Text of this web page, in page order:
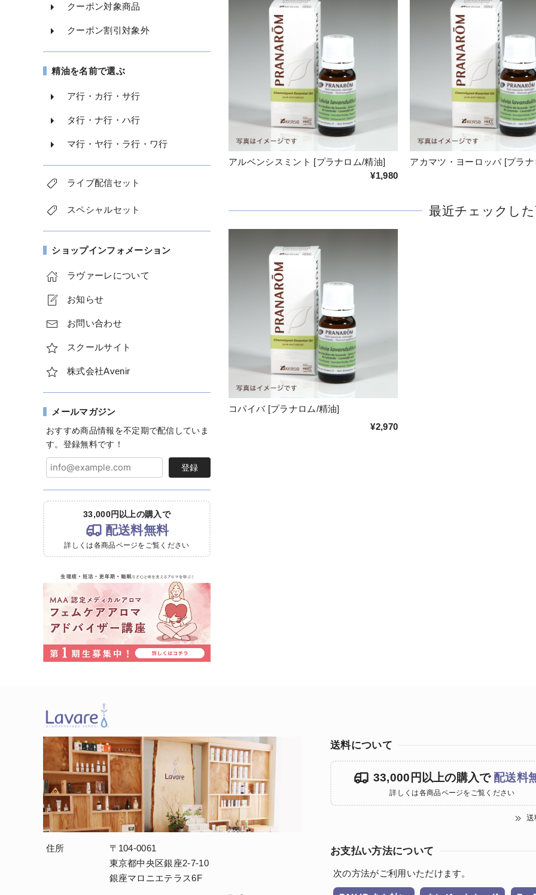
クーポン対象商品
クーポン割引対象外
精油を名前で選ぶ
ア行・カ行・サ行
タ行・ナ行・ハ行
マ行・ヤ行・ラ行・ワ行
ライブ配信セット
スペシャルセット
ショップインフォメーション
ラヴァーレについて
お知らせ
お問い合わせ
スクールサイト
株式会社Avenir
メールマガジン
おすすめ商品情報を不定期で配信していま
す。登録無料です！
登録
33,000円以上の購入で
配送料無料
詳しくは各商品ページをご覧ください
アルベンシスミント [プラナロム/精油]
¥1,980
アカマツ・ヨーロッパ [プラ
最近チェックし
コパイバ [プラナロム/精油]
¥2,970
住所
〒104-0061
東京都中央区銀座2-7-10
銀座マロニエテラス6F
送料について
33,000円以上の購入で 配送料
詳しくは各商品ページをご覧ください
送
お支払い方法について
次の方法がご利用いただけます。